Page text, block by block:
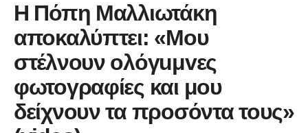
Η Πόπη Μαλλιωτάκη
αποκαλύπτει: «Μου
στέλνουν ολόγuμvες
φωτογραφίες και μου
δείχνουν τα προσόντα τους»